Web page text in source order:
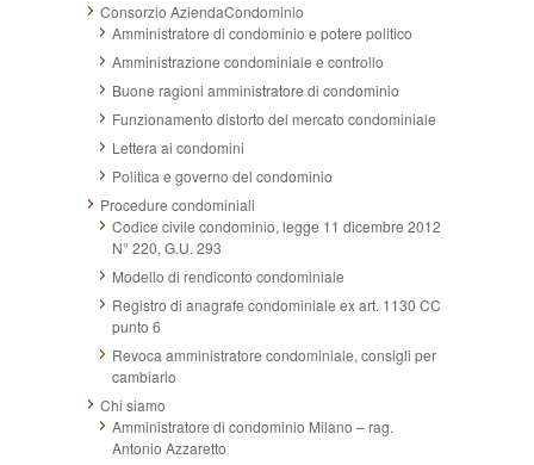
Consorzio AziendaCondominio
Amministratore di condominio e potere politico
Amministrazione condominiale e controllo
Buone ragioni amministratore di condominio
Funzionamento distorto del mercato condominiale
Lettera ai condomini
Politica e governo del condominio
Procedure condominiali
Codice civile condominio, legge 11 dicembre 2012
N° 220, G.U. 293
Modello di rendiconto condominiale
Registro di anagrafe condominiale ex art. 1130 CC
punto 6
Revoca amministratore condominiale, consigli per
cambiarlo
Chi siamo
Amministratore di condominio Milano – rag.
Antonio Azzaretto